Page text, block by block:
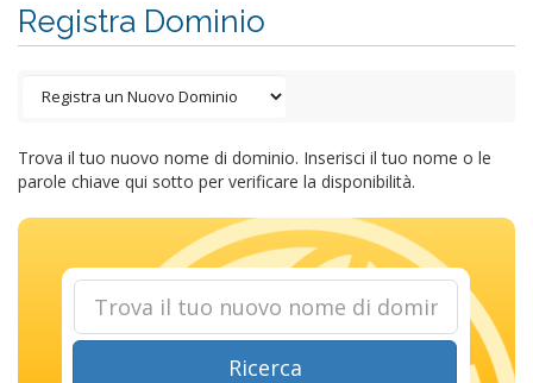
Registra Dominio
Trova il tuo nuovo nome di dominio. Inserisci il tuo nome o le
parole chiave qui sotto per verificare la disponibilità.
Ricerca